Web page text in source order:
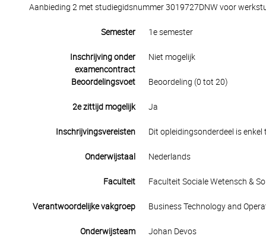
Aanbieding 2 met studiegidsnummer 3019727DNW voor
Semester 1e semester
Inschrijving onder
examencontract
Niet mogelijk
Beoordelingsvoet Beoordeling (0 tot 20)
2e zittijd mogelijk Ja
Inschrijvingsvereisten Dit opleidingsonderdeel is
Onderwijstaal Nederlands
Faculteit Faculteit Sociale Wetensch &
Verantwoordelijke vakgroep Business Technology and
Onderwijsteam
Johan Devos